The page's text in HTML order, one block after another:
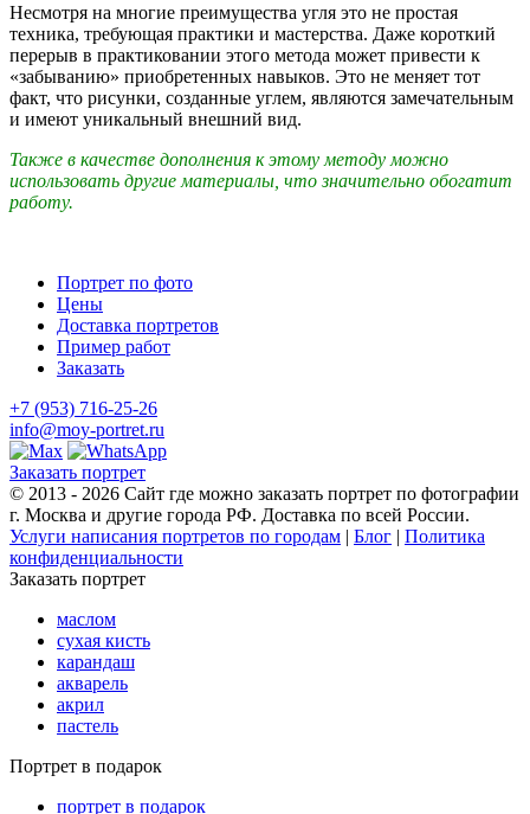
Несмотря на многие преимущества угля это не простая
техника, требующая практики и мастерства. Даже короткий
перерыв в практиковании этого метода может привести к
«забыванию» приобретенных навыков. Это не меняет тот
факт, что рисунки, созданные углем, являются замечательным
и имеют уникальный внешний вид.
Также в качестве дополнения к этому методу можно
использовать другие материалы, что значительно обогатит
работу.
Портрет по фото
Цены
Доставка портретов
Пример работ
Заказать
+7 (953) 716-25-26
info@moy-portret.ru
Заказать портрет
© 2013 - 2026 Сайт где можно заказать портрет по фотографии
г. Москва и другие города РФ. Доставка по всей России.
Услуги написания портретов по городам | Блог | Политика
конфиденциальности
Заказать портрет
маслом
сухая кисть
карандаш
акварель
акрил
пастель
Портрет в подарок
портрет в подарок